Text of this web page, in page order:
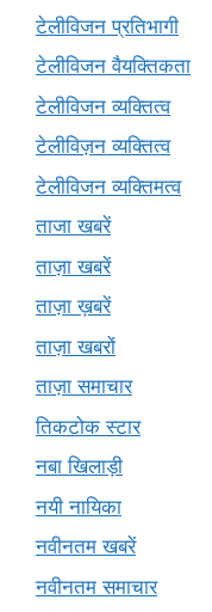
टेलीविजन प्रतिभागी
टेलीविजन वैयक्तिकता
टेलीविजन व्यक्तित्व
टेलीविज़न व्यक्तित्व
टेलीविजन व्यक्तिमत्व
ताजा खबरें
ताज़ा खबरें
ताज़ा ख़बरें
ताज़ा खबरों
ताज़ा समाचार
तिकटोक स्टार
नबा खिलाड़ी
नयी नायिका
नवीनतम खबरें
नवीनतम समाचार